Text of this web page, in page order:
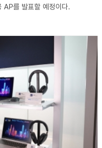
AP를 발표할 예정이다.